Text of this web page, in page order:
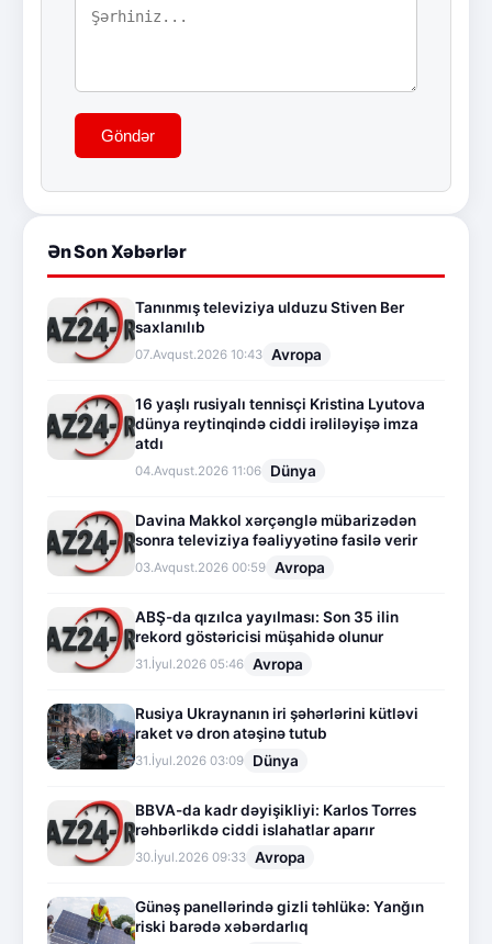
Göndər
Ən Son Xəbərlər
Tanınmış televiziya ulduzu Stiven Ber
saxlanılıb
07.Avqust.2026 10:43 Avropa
16 yaşlı rusiyalı tennisçi Kristina Lyutova
dünya reytinqində ciddi irəliləyişə imza
atdı
04.Avqust.2026 11:06 Dünya
Davina Makkol xərçənglə mübarizədən
sonra televiziya fəaliyyətinə fasilə verir
03.Avqust.2026 00:59 Avropa
ABŞ-da qızılca yayılması: Son 35 ilin
rekord göstəricisi müşahidə olunur
31.İyul.2026 05:46 Avropa
Rusiya Ukraynanın iri şəhərlərini kütləvi
raket və dron atəşinə tutub
31.İyul.2026 03:09 Dünya
BBVA-da kadr dəyişikliyi: Karlos Torres
rəhbərlikdə ciddi islahatlar aparır
30.İyul.2026 09:33 Avropa
Günəş panellərində gizli təhlükə: Yanğın
riski barədə xəbərdarlıq